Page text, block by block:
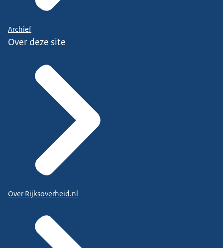
Archief
Over deze site
Over Rijksoverheid.nl